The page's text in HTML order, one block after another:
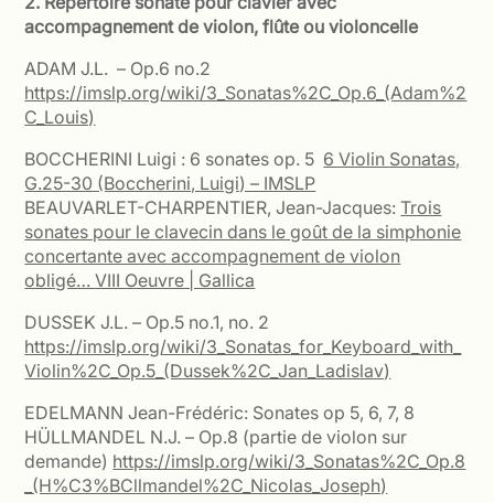
accompagnement de violon, flûte ou violoncelle
ADAM J.L. – Op.6 no.2
https://imslp.org/wiki/3_Sonatas%2C_Op.6_(Adam%2
C_Louis)
BOCCHERINI Luigi : 6 sonates op. 5 6 Violin Sonatas,
G.25-30 (Boccherini, Luigi) – IMSLP
BEAUVARLET-CHARPENTIER, Jean-Jacques:Trois
sonates pour le clavecin dans le goût de la simphonie
concertante avec accompagnement de violon
obligé… VIII Oeuvre | Gallica
DUSSEK J.L. – Op.5 no.1, no. 2
https://imslp.org/wiki/3_Sonatas_for_Keyboard_with_
Violin%2C_Op.5_(Dussek%2C_Jan_Ladislav)
EDELMANN Jean-Frédéric: Sonates op 5, 6, 7, 8
HÜLLMANDEL N.J. – Op.8 (partie de violon sur
demande) https://imslp.org/wiki/3_Sonatas%2C_Op.8
_(H%C3%BCllmandel%2C_Nicolas_Joseph)